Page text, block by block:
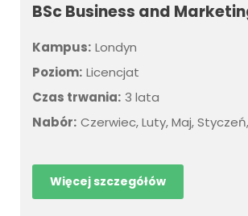
BSc Business and
Kampus: Londyn
Poziom: Licencjat
Czas trwania: 3 lata
Nabór: Czerwiec, Luty, Maj,
Więcej szczegółów